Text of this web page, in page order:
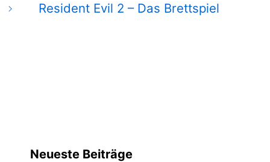
Resident Evil 2 – Das Brettspiel
Neueste Beiträge